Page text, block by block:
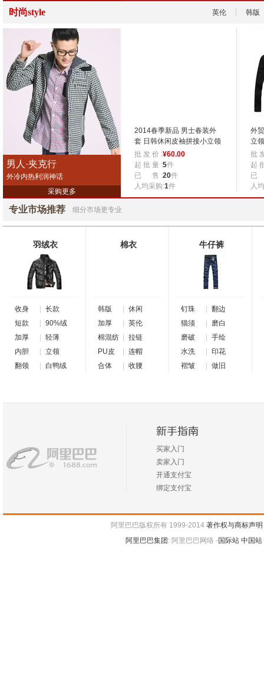
时尚style 英伦 韩版
男人·夹克行
外冷内热利润神话
采购更多
2014春季新品 男士春装外
套 日韩休闲皮袖拼接小立领
夹克衫71701
批 发 价 :¥60.00
起 批 量 :5件
已 售 :20件
人均采购:1件
外
立
时
批
起
已
人
专业市场推荐 细分市场更专业
羽绒衣
收身
长款
短款
90%绒
加厚
轻薄
内胆
立领
翻领
白鸭绒
棉衣
韩版
休闲
加厚
英伦
棉混纺
拉链
PU皮
连帽
合体
收腰
牛仔裤
钉珠
翻边
猫须
磨白
磨破
手绘
水洗
印花
褶皱
做旧
买家入门
卖家入门
开通支付宝
绑定支付宝
阿里巴巴版权所有 1999-2014 著作权与商标声明
阿里巴巴集团 : 阿里巴巴网络 -国际站 中国站